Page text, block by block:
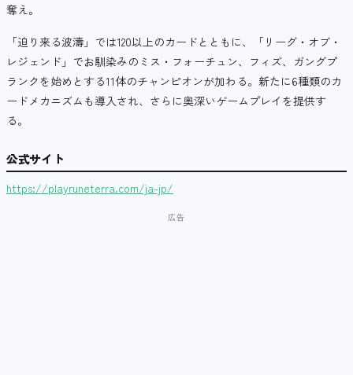
奪え。
「迫り来る波濤」では120以上のカードとともに、「リーグ・オブ・
レジェンド」でお馴染みのミス・フォーチュン、フィズ、ガングプ
ランクを始めとする11体のチャンピオンが加わる。新たに6種類のカ
ードメカニズムも導入され、さらに奥深いゲームプレイを提供す
る。
公式サイト
https://playruneterra.com/ja-jp/